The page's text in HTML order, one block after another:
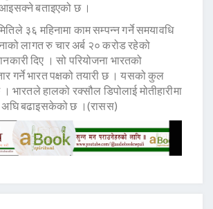
बताइएको छ ।
३६ महिनामा काम सम्पन्न गर्ने समयावधि
लागत रु चार अर्ब २० करोड रहेको
दिए । सो परियोजना भारतको
गर्ने भारत पक्षको तयारी छ । यसको कुल
भारतले हालको रक्सौल डिपोलाई मोतीहारीमा
अघि बढाइसकेको छ ।(रासस)